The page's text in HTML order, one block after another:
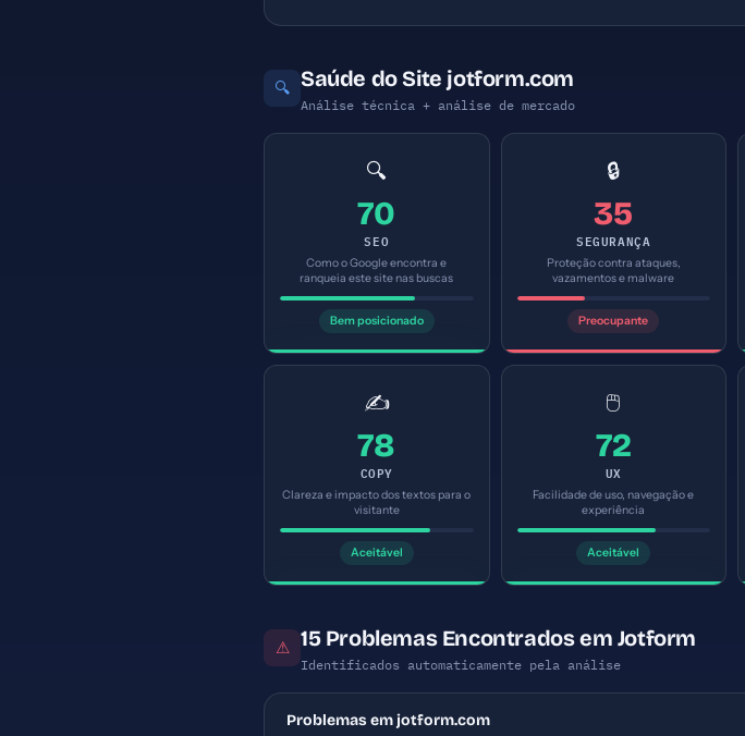
🔍 Saúde do Site jotform.com
Análise técnica + análise de mercado
🔍
70
SEO
Como o Google encontra e
ranqueia este site nas buscas
Bem posicionado
🔒
35
SEGURANÇA
Proteção contra ataques,
vazamentos e malware
Preocupante
✍️
78
COPY
Clareza e impacto dos textos para o
visitante
Aceitável
🖱️
72
UX
Facilidade de uso, navegação e
experiência
Aceitável
⚠ 15 Problemas Encontrados em Jotform
Identificados automaticamente pela análise
Problemas em jotform.com